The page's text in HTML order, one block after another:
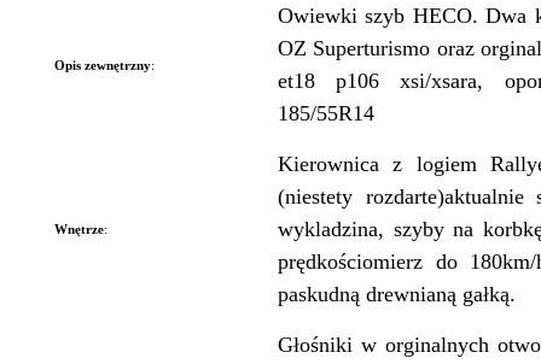
Opis zewnętrzny:
Owiewki szyb HECO. Dwa
OZ Superturismo oraz
et18 p106 xsi/xsara,
185/55R14
Wnętrze:
Kierownica z logiem
(niestety
wykladzina, szyby na
prędkościomierz do
paskudną drewnianą gałką.
Głośniki w orginalnych